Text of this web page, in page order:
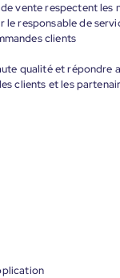
vente respectent
le responsable de
clients
qualité et répondre
clients et les